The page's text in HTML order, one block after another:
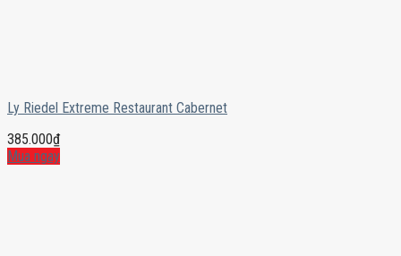
Ly Riedel Extreme Restaurant Cabernet
385.000₫
Mua ngay